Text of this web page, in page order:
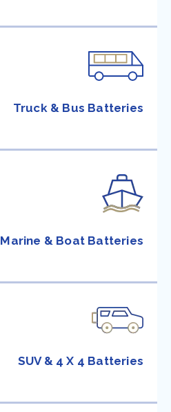
Truck & Bus Batteries
Marine & Boat Batteries
SUV & 4 X 4 Batteries